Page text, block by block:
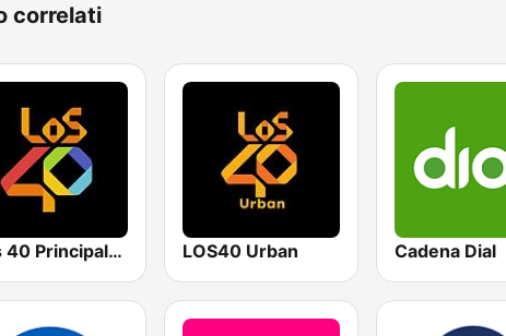
correlati
Los 40 Principales LOS40 Urban Cadena Dial